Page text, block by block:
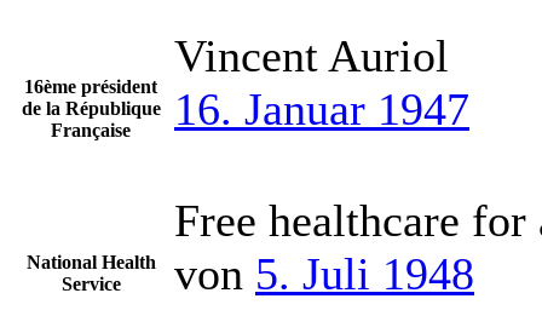
16ème président
de la République
Française
Vincent Auriol
16. Januar 1947
National Health
Service
Free healthcare for
von 5. Juli 1948